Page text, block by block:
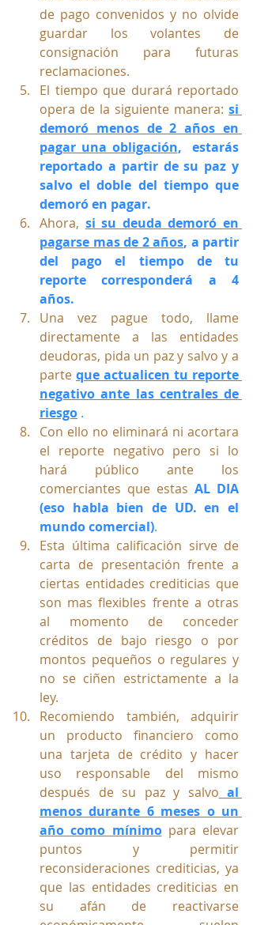
de pago convenidos y no olvide
guardar los volantes de
consignación para futuras
reclamaciones.
El tiempo que durará reportado
opera de la siguiente manera: si
demoró menos de 2 años en
pagar una obligación,  estarás
reportado a partir de su paz y
salvo el doble del tiempo que
demoró en pagar.
Ahora, si su deuda demoró en
pagarse mas de 2 años, a partir
del pago el tiempo de tu
reporte corresponderá a 4
años.
Una vez pague todo, llame
directamente a las entidades
deudoras, pida un paz y salvo y a
parte que actualicen tu reporte
negativo ante las centrales de
riesgo .
Con ello no eliminará ni acortara
el reporte negativo pero si lo
hará público ante los
comerciantes que estas AL DIA
(eso habla bien de UD. en el
mundo comercial).
Esta última calificación sirve de
carta de presentación frente a
ciertas entidades crediticias que
son mas flexibles frente a otras
al momento de conceder
créditos de bajo riesgo o por
montos pequeños o regulares y
no se ciñen estrictamente a la
ley.
Recomiendo también, adquirir
un producto financiero como
una tarjeta de crédito y hacer
uso responsable del mismo
después de su paz y salvo al
menos durante 6 meses o un
año como mínimo para elevar
puntos y permitir
reconsideraciones crediticias, ya
que las entidades crediticias en
su afán de reactivarse